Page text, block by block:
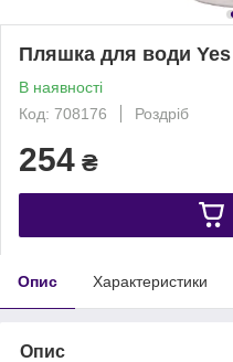
Пляшка для води
В наявності
Код: 708176
Роздріб
254 ₴
Опис Характеристики
Опис